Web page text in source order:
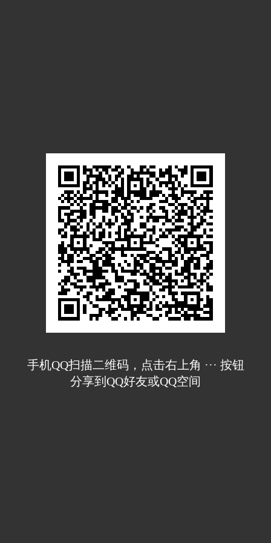
手机QQ扫描二维码，点击右上角 ··· 按钮
分享到QQ好友或QQ空间